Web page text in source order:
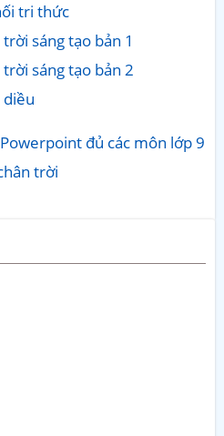
tri thức
sáng tạo bản 1
sáng tạo bản 2
diều
đủ các môn lớp 9
trời